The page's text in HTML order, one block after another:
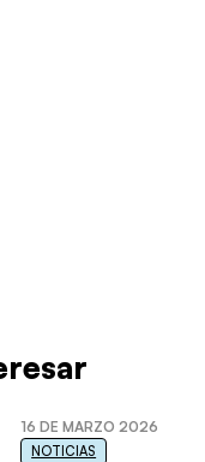
16 DE MARZO 2026
NOTICIAS